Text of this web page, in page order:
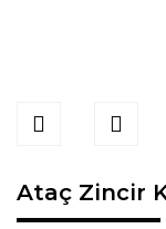
Ataç Zincir